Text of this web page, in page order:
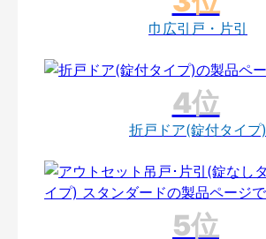
巾広引戸・片引
折戸ドア(錠付タイプ)